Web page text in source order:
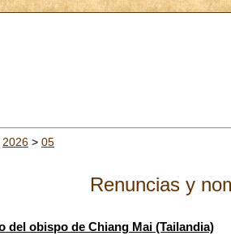
2026 > 05
Renuncias y
del obispo de Chiang Mai (Tailandia)